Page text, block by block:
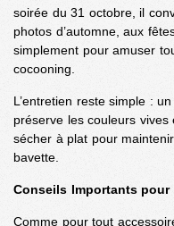
soirée du 31 octobre, il
photos d’automne, aux
simplement pour amuser
cocooning.
L’entretien reste simple :
préserve les couleurs
sécher à plat pour
bavette.
Conseils Importants pour
Comme pour tout